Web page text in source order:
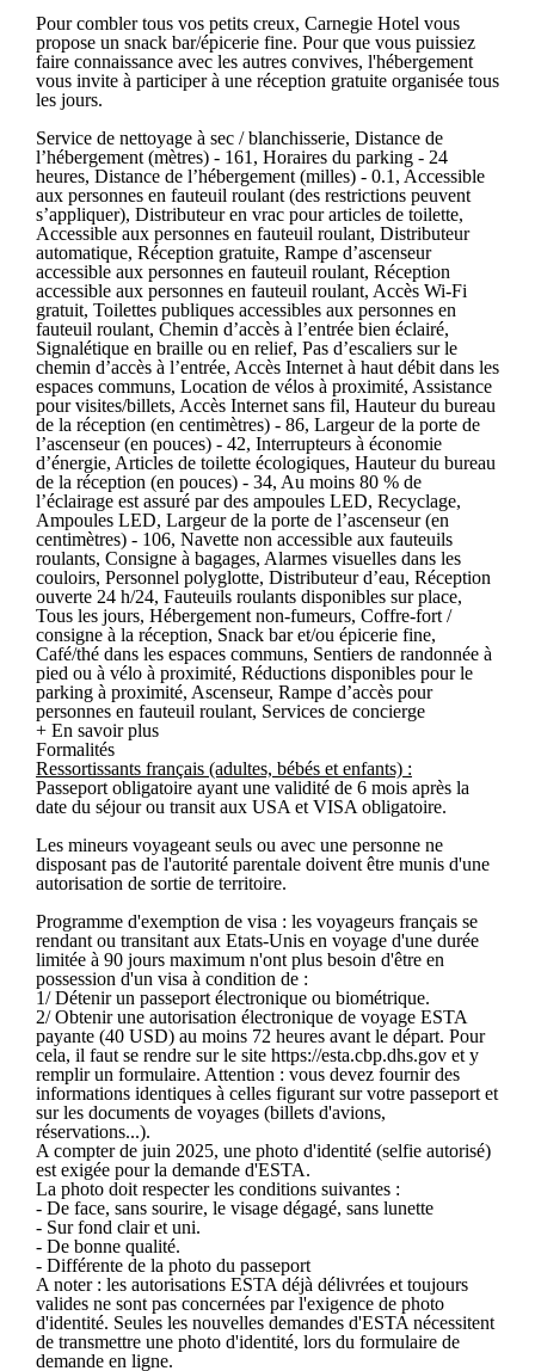
Pour combler tous vos petits creux, Carnegie Hotel vous
propose un snack bar/épicerie fine. Pour que vous puissiez
faire connaissance avec les autres convives, l'hébergement
vous invite à participer à une réception gratuite organisée tous
les jours.
Service de nettoyage à sec / blanchisserie, Distance de
l’hébergement (mètres) - 161, Horaires du parking - 24
heures, Distance de l’hébergement (milles) - 0.1, Accessible
aux personnes en fauteuil roulant (des restrictions peuvent
s’appliquer), Distributeur en vrac pour articles de toilette,
Accessible aux personnes en fauteuil roulant, Distributeur
automatique, Réception gratuite, Rampe d’ascenseur
accessible aux personnes en fauteuil roulant, Réception
accessible aux personnes en fauteuil roulant, Accès Wi-Fi
gratuit, Toilettes publiques accessibles aux personnes en
fauteuil roulant, Chemin d’accès à l’entrée bien éclairé,
Signalétique en braille ou en relief, Pas d’escaliers sur le
chemin d’accès à l’entrée, Accès Internet à haut débit dans les
espaces communs, Location de vélos à proximité, Assistance
pour visites/billets, Accès Internet sans fil, Hauteur du bureau
de la réception (en centimètres) - 86, Largeur de la porte de
l’ascenseur (en pouces) - 42, Interrupteurs à économie
d’énergie, Articles de toilette écologiques, Hauteur du bureau
de la réception (en pouces) - 34, Au moins 80 % de
l’éclairage est assuré par des ampoules LED, Recyclage,
Ampoules LED, Largeur de la porte de l’ascenseur (en
centimètres) - 106, Navette non accessible aux fauteuils
roulants, Consigne à bagages, Alarmes visuelles dans les
couloirs, Personnel polyglotte, Distributeur d’eau, Réception
ouverte 24 h/24, Fauteuils roulants disponibles sur place,
Tous les jours, Hébergement non-fumeurs, Coffre-fort /
consigne à la réception, Snack bar et/ou épicerie fine,
Café/thé dans les espaces communs, Sentiers de randonnée à
pied ou à vélo à proximité, Réductions disponibles pour le
parking à proximité, Ascenseur, Rampe d’accès pour
personnes en fauteuil roulant, Services de concierge
+ En savoir plus
Formalités
Ressortissants français (adultes, bébés et enfants) :
Passeport obligatoire ayant une validité de 6 mois après la
date du séjour ou transit aux USA et VISA obligatoire.
Les mineurs voyageant seuls ou avec une personne ne
disposant pas de l'autorité parentale doivent être munis d'une
autorisation de sortie de territoire.
Programme d'exemption de visa : les voyageurs français se
rendant ou transitant aux Etats-Unis en voyage d'une durée
limitée à 90 jours maximum n'ont plus besoin d'être en
possession d'un visa à condition de :
1/ Détenir un passeport électronique ou biométrique.
2/ Obtenir une autorisation électronique de voyage ESTA
payante (40 USD) au moins 72 heures avant le départ. Pour
cela, il faut se rendre sur le site https://esta.cbp.dhs.gov et y
remplir un formulaire. Attention : vous devez fournir des
informations identiques à celles figurant sur votre passeport et
sur les documents de voyages (billets d'avions,
réservations...).
A compter de juin 2025, une photo d'identité (selfie autorisé)
est exigée pour la demande d'ESTA.
La photo doit respecter les conditions suivantes :
- De face, sans sourire, le visage dégagé, sans lunette
- Sur fond clair et uni.
- De bonne qualité.
- Différente de la photo du passeport
A noter : les autorisations ESTA déjà délivrées et toujours
valides ne sont pas concernées par l'exigence de photo
d'identité. Seules les nouvelles demandes d'ESTA nécessitent
de transmettre une photo d'identité, lors du formulaire de
demande en ligne.